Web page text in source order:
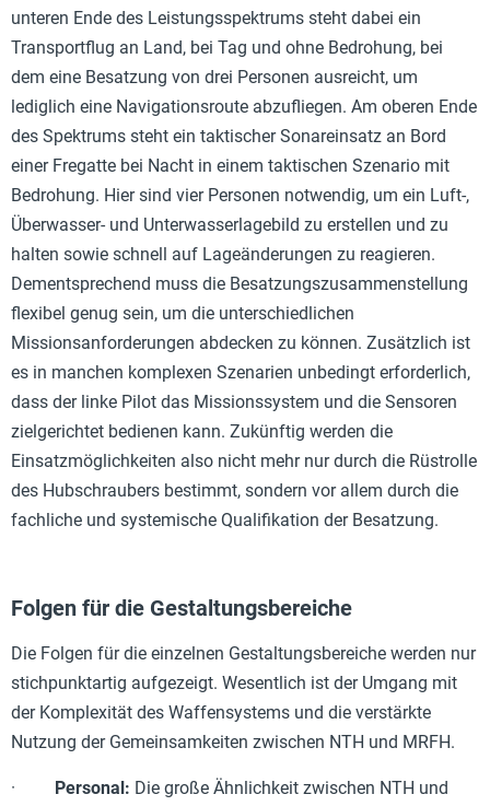
unteren Ende des Leistungsspektrums steht dabei ein
Transportflug an Land, bei Tag und ohne Bedrohung, bei
dem eine Besatzung von drei Personen ausreicht, um
lediglich eine Navigationsroute abzufliegen. Am oberen Ende
des Spektrums steht ein taktischer Sonareinsatz an Bord
einer Fregatte bei Nacht in einem taktischen Szenario mit
Bedrohung. Hier sind vier Personen notwendig, um ein Luft-,
Überwasser- und Unterwasserlagebild zu erstellen und zu
halten sowie schnell auf Lageänderungen zu reagieren.
Dementsprechend muss die Besatzungszusammenstellung
flexibel genug sein, um die unterschiedlichen
Missionsanforderungen abdecken zu können. Zusätzlich ist
es in manchen komplexen Szenarien unbedingt erforderlich,
dass der linke Pilot das Missionssystem und die Sensoren
zielgerichtet bedienen kann. Zukünftig werden die
Einsatzmöglichkeiten also nicht mehr nur durch die Rüstrolle
des Hubschraubers bestimmt, sondern vor allem durch die
fachliche und systemische Qualifikation der Besatzung.
Folgen für die Gestaltungsbereiche
Die Folgen für die einzelnen Gestaltungsbereiche werden nur
stichpunktartig aufgezeigt. Wesentlich ist der Umgang mit
der Komplexität des Waffensystems und die verstärkte
Nutzung der Gemeinsamkeiten zwischen NTH und MRFH.
· Personal: Die große Ähnlichkeit zwischen NTH und